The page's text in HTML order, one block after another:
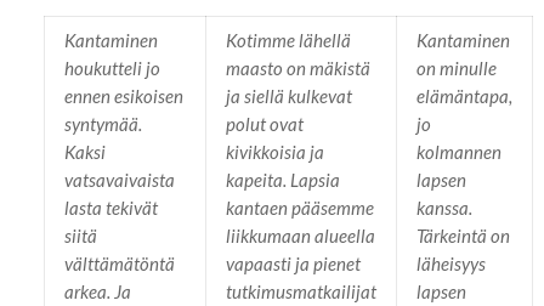
Kantaminen
houkutteli jo
ennen esikoisen
syntymää.
Kaksi
vatsavaivaista
lasta tekivät
siitä
välttämätöntä
arkea. Ja
Kotimme lähellä
maasto on mäkistä
ja siellä kulkevat
polut ovat
kivikkoisia ja
kapeita. Lapsia
kantaen pääsemme
liikkumaan alueella
vapaasti ja pienet
tutkimusmatkailijat
Kantaminen
on minulle
elämäntapa,
jo
kolmannen
lapsen
kanssa.
Tärkeintä on
läheisyys
lapsen